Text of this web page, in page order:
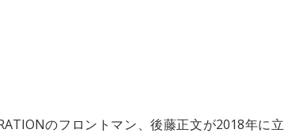
のフロントマン、後藤正文が2018年に立